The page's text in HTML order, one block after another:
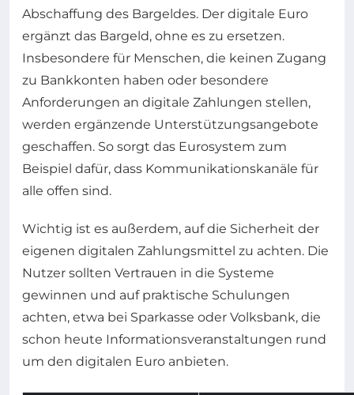
Abschaffung des Bargeldes. Der digitale Euro
ergänzt das Bargeld, ohne es zu ersetzen.
Insbesondere für Menschen, die keinen Zugang
zu Bankkonten haben oder besondere
Anforderungen an digitale Zahlungen stellen,
werden ergänzende Unterstützungsangebote
geschaffen. So sorgt das Eurosystem zum
Beispiel dafür, dass Kommunikationskanäle für
alle offen sind.
Wichtig ist es außerdem, auf die Sicherheit der
eigenen digitalen Zahlungsmittel zu achten. Die
Nutzer sollten Vertrauen in die Systeme
gewinnen und auf praktische Schulungen
achten, etwa bei Sparkasse oder Volksbank, die
schon heute Informationsveranstaltungen rund
um den digitalen Euro anbieten.